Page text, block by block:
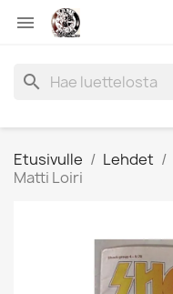

search
Etusivulle Lehdet
Matti Loiri